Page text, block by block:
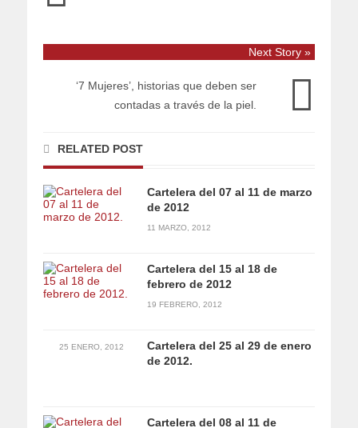
Next Story »
‘7 Mujeres’, historias que deben ser
contadas a través de la piel.
RELATED POST
Cartelera del 07 al 11 de marzo
de 2012
11 MARZO, 2012
Cartelera del 15 al 18 de
febrero de 2012
19 FEBRERO, 2012
Cartelera del 25 al 29 de enero
de 2012.
25 ENERO, 2012
Cartelera del 08 al 11 de